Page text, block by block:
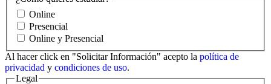
Online
Presencial
Online y Presencial
Al hacer click en "Solicitar Información" acepto la política de
privacidad y condiciones de uso.
Legal